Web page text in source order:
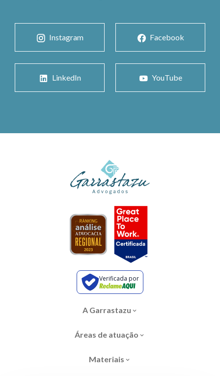
Instagram Facebook
LinkedIn YouTube
Verificada por
A Garrastazu
Áreas de atuação
Materiais